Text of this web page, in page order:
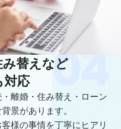
替えなど
対応
離婚・住み替え・ローン
景があります。
様の事情を丁寧にヒアリ